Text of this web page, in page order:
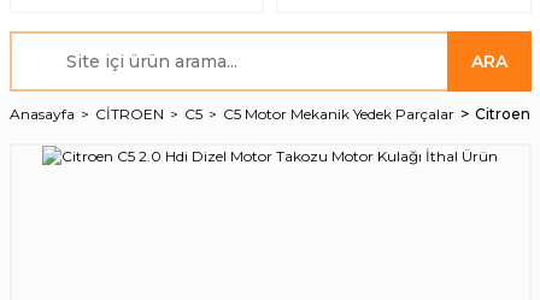
ARA
Anasayfa CİTROEN C5 C5 Motor Mekanik Yedek Parçalar Citroen